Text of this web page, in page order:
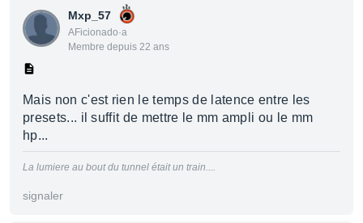
Mxp_57
AFicionado·a
Membre depuis 22 ans
Mais non c'est rien le temps de latence entre les
presets... il suffit de mettre le mm ampli ou le mm
hp...
La lumiere au bout du tunnel était un train....
signaler